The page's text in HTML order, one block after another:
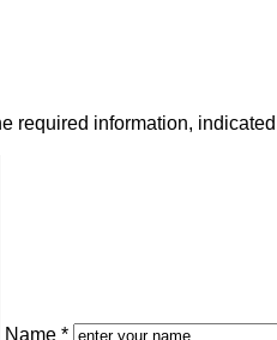
required information,
Name *